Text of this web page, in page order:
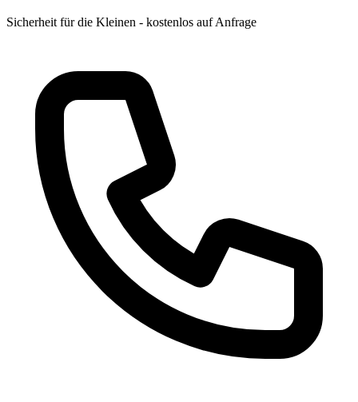
Sicherheit für die Kleinen - kostenlos auf Anfrage